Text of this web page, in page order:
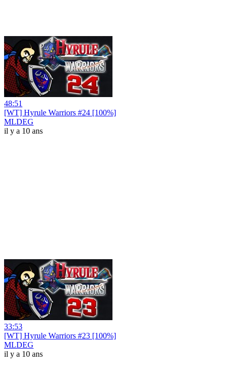
48:51
[WT] Hyrule Warriors #24 [100%]
MLDEG
il y a 10 ans
33:53
[WT] Hyrule Warriors #23 [100%]
MLDEG
il y a 10 ans